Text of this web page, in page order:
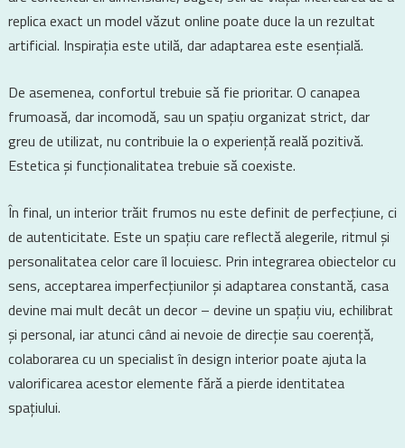
replica exact un model văzut online poate duce la un rezultat
artificial. Inspirația este utilă, dar adaptarea este esențială.
De asemenea, confortul trebuie să fie prioritar. O canapea
frumoasă, dar incomodă, sau un spațiu organizat strict, dar
greu de utilizat, nu contribuie la o experiență reală pozitivă.
Estetica și funcționalitatea trebuie să coexiste.
În final, un interior trăit frumos nu este definit de perfecțiune, ci
de autenticitate. Este un spațiu care reflectă alegerile, ritmul și
personalitatea celor care îl locuiesc. Prin integrarea obiectelor cu
sens, acceptarea imperfecțiunilor și adaptarea constantă, casa
devine mai mult decât un decor – devine un spațiu viu, echilibrat
și personal, iar atunci când ai nevoie de direcție sau coerență,
colaborarea cu un specialist în design interior poate ajuta la
valorificarea acestor elemente fără a pierde identitatea
spațiului.